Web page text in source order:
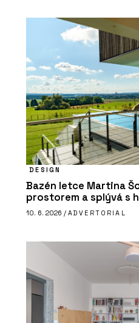
DESIGN
Bazén letce Martina
prostorem a splývá s
10. 6. 2026 / ADVERTORIAL